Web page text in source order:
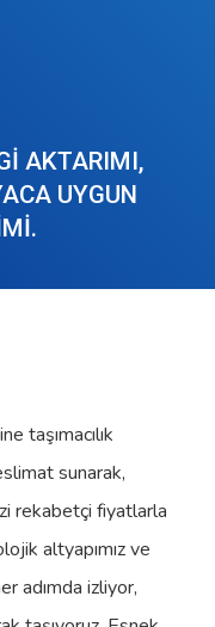
AKTARIMI,
UYGUN
taşımacılık
sunarak,
rekabetçi fiyatlarla
altyapımız ve
adımda izliyor,